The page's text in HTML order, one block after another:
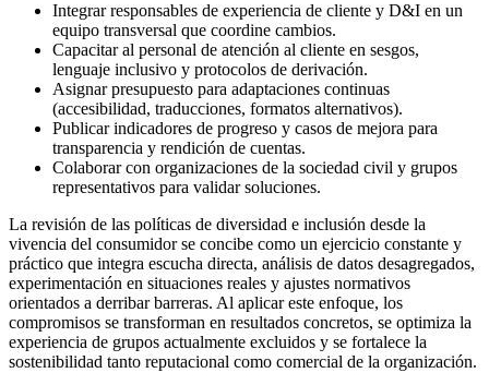
Integrar responsables de experiencia de cliente y D&I en un
equipo transversal que coordine cambios.
Capacitar al personal de atención al cliente en sesgos,
lenguaje inclusivo y protocolos de derivación.
Asignar presupuesto para adaptaciones continuas
(accesibilidad, traducciones, formatos alternativos).
Publicar indicadores de progreso y casos de mejora para
transparencia y rendición de cuentas.
Colaborar con organizaciones de la sociedad civil y grupos
representativos para validar soluciones.
La revisión de las políticas de diversidad e inclusión desde la
vivencia del consumidor se concibe como un ejercicio constante y
práctico que integra escucha directa, análisis de datos desagregados,
experimentación en situaciones reales y ajustes normativos
orientados a derribar barreras. Al aplicar este enfoque, los
compromisos se transforman en resultados concretos, se optimiza la
experiencia de grupos actualmente excluidos y se fortalece la
sostenibilidad tanto reputacional como comercial de la organización.